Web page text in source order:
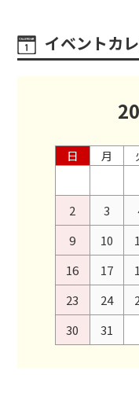
イベントカ
日 月
2
3
9
10
16
17
23
24
30
31